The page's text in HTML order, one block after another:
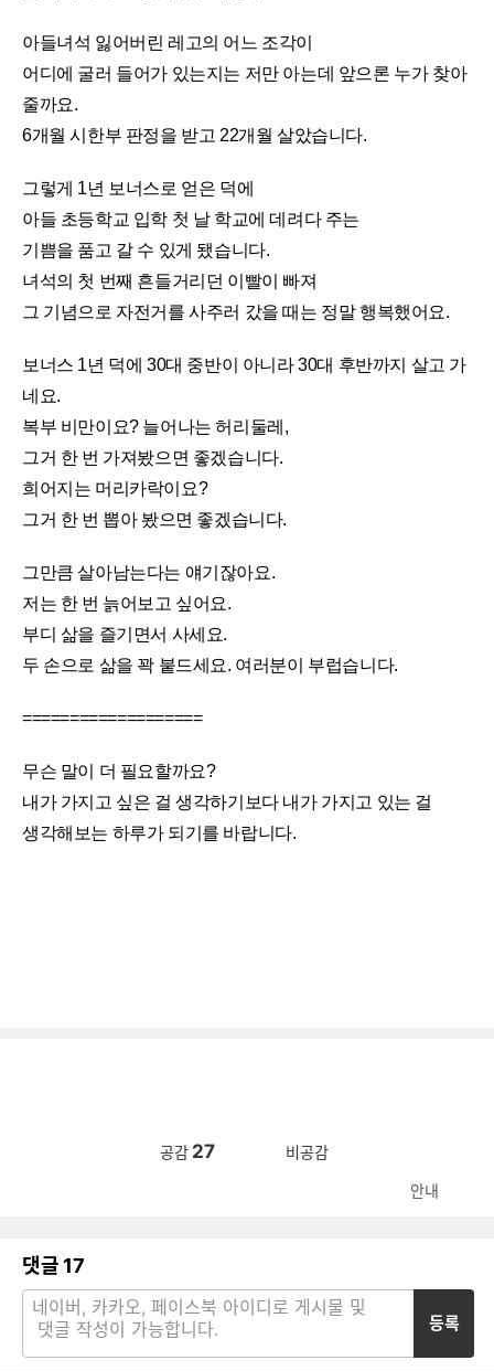
아들녀석 잃어버린 레고의 어느 조각이
어디에 굴러 들어가 있는지는 저만 아는데 앞으론 누가 찾아
줄까요.
6개월 시한부 판정을 받고 22개월 살았습니다.
그렇게 1년 보너스로 얻은 덕에
아들 초등학교 입학 첫 날 학교에 데려다 주는
기쁨을 품고 갈 수 있게 됐습니다.
녀석의 첫 번째 흔들거리던 이빨이 빠져
그 기념으로 자전거를 사주러 갔을 때는 정말 행복했어요.
보너스 1년 덕에 30대 중반이 아니라 30대 후반까지 살고 가
네요.
복부 비만이요? 늘어나는 허리둘레,
그거 한 번 가져봤으면 좋겠습니다.
희어지는 머리카락이요?
그거 한 번 뽑아 봤으면 좋겠습니다.
그만큼 살아남는다는 얘기잖아요.
저는 한 번 늙어보고 싶어요.
부디 삶을 즐기면서 사세요.
두 손으로 삶을 꽉 붙드세요. 여러분이 부럽습니다.
===================
무슨 말이 더 필요할까요?
내가 가지고 싶은 걸 생각하기보다 내가 가지고 있는 걸
생각해보는 하루가 되기를 바랍니다.
공감 27 비공감
안내
댓글 17
등록